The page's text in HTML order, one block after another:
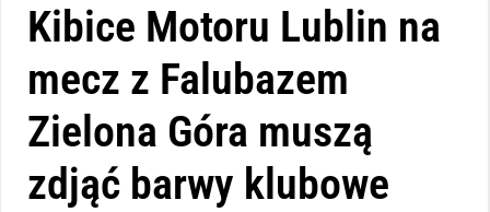
Kibice Motoru Lublin na
mecz z Falubazem
Zielona Góra muszą
zdjąć barwy klubowe